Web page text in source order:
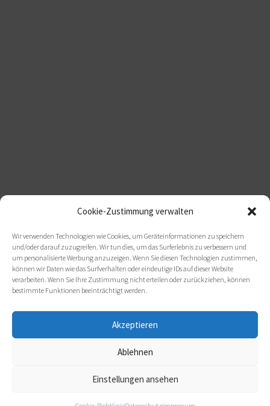
Cookie-Zustimmung verwalten
Wir verwenden Technologien wie Cookies, um Geräteinformationen zu speichern
und/oder darauf zuzugreifen. Wir tun dies, um das Surferlebnis zu verbessern und
um personalisierte Werbung anzuzeigen. Wenn Sie diesen Technologien zustimmen,
können wir Daten wie das Surfverhalten oder eindeutige IDs auf dieser Website
verarbeiten. Wenn Sie Ihre Zustimmung nicht erteilen oder zurückziehen, können
bestimmte Funktionen beeinträchtigt werden.
Akzeptieren
Ablehnen
Einstellungen ansehen